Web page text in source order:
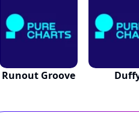
Runout Groove